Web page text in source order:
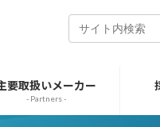
要取扱いメーカー
- Partners -